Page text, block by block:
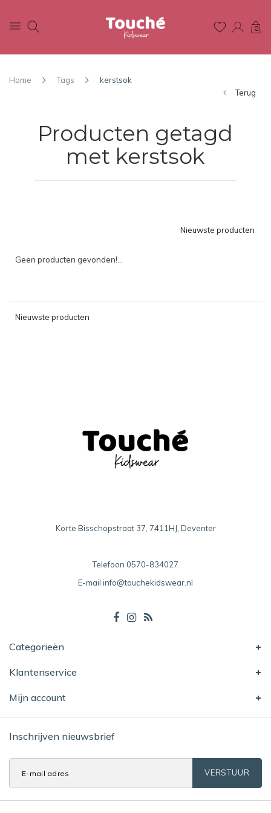
0
Home Tags
kerstsok
Terug
Producten getagd
met kerstsok
Nieuwste producten
Geen producten gevonden!...
Nieuwste producten
Korte Bisschopstraat 37, 7411HJ, Deventer
Telefoon 0570-834027
E-mail info@touchekidswear.nl
Categorieën
Klantenservice
Mijn account
Inschrijven nieuwsbrief
VERSTUUR